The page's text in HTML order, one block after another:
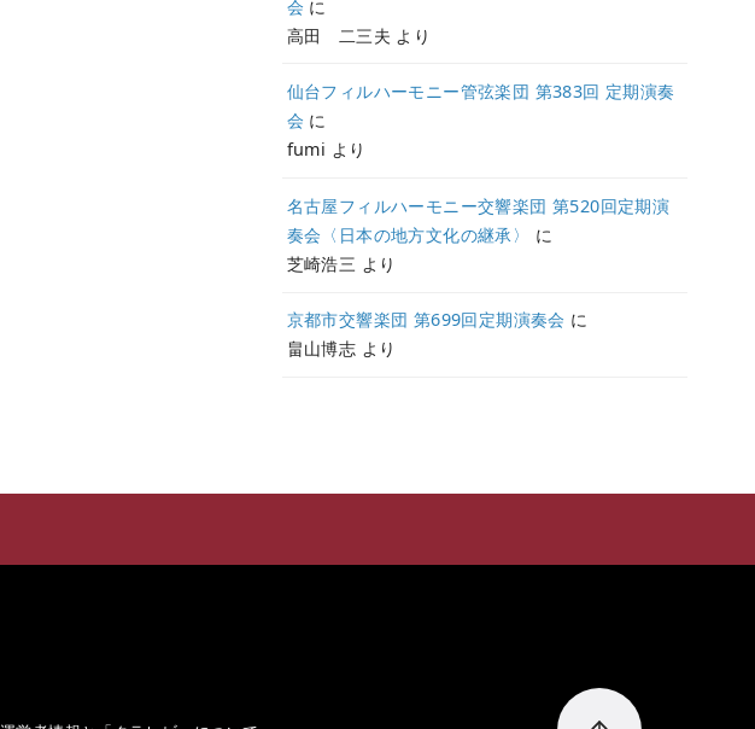
会 に
高田 二三夫 より
仙台フィルハーモニー管弦楽団 第383回 定期演奏
会 に
fumi より
名古屋フィルハーモニー交響楽団 第520回定期演
奏会〈日本の地方文化の継承〉
に
芝崎浩三 より
京都市交響楽団 第699回定期演奏会 に
畠山博志 より